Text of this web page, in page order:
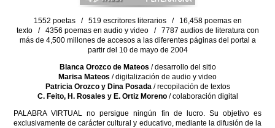
1552 poetas / 519 escritores literarios / 16,458 poemas en
texto / 4356 poemas en audio y video / 7787 audios de literatura con
más de 4,500 millones de accesos a las diferentes páginas del portal a
partir del 10 de mayo de 2004
Blanca Orozco de Mateos / desarrollo del sitio
Marisa Mateos / digitalización de audio y video
Patricia Orozco y Dina Posada/ recopilación de textos
C. Feito, H. Rosales y E. Ortiz Moreno/ colaboración digital
PALABRA VIRTUAL no persigue ningún fin de lucro. Su objetivo es
exclusivamente de carácter cultural y educativo, mediante la difusión de la